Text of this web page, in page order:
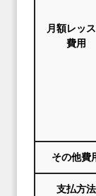
月額レッ
費用
その他費
支払方法